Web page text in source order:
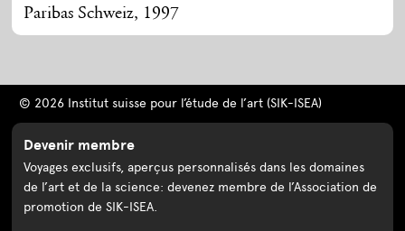
Paribas Schweiz, 1997
© 2026 Institut suisse pour l’étude de l’art (SIK-ISEA)
Devenir membre
Voyages exclusifs, aperçus personnalisés dans les domaines
de l’art et de la science: devenez membre de l’Association de
promotion de SIK-ISEA.